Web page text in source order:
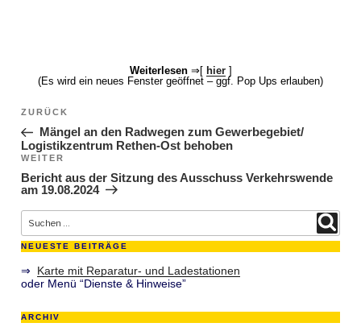
Weiterlesen⇒[ hier]
(Es wird ein neues Fenster geöffnet – ggf. Pop Ups erlauben)
ZURÜCK
Mängel an den Radwegen zum Gewerbegebiet/
Logistikzentrum Rethen-Ost behoben
WEITER
Bericht aus der Sitzung des Ausschuss Verkehrswende
am 19.08.2024
NEUESTE BEITRÄGE
⇒ Karte mit Reparatur- und Ladestationen
oder Menü “Dienste & Hinweise”
ARCHIV